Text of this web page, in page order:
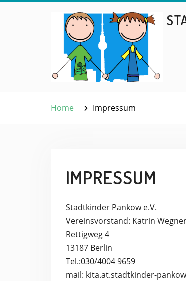
Home Impressum
IMPRESSUM
Stadtkinder Pankow e.V.
Vereinsvorstand: Katrin
Rettigweg 4
13187 Berlin
Tel.:030/4004 9659
mail: kita.at.stadtkinder-